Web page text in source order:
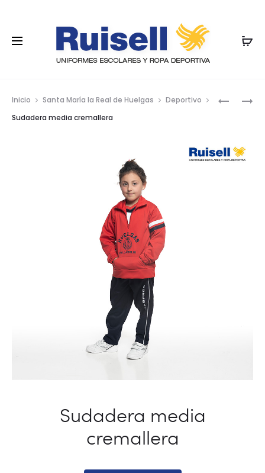
los
Inicio Santa María la Real de Huelgas
Deportivo
Sudadera media cremallera
Sudadera media
cremallera